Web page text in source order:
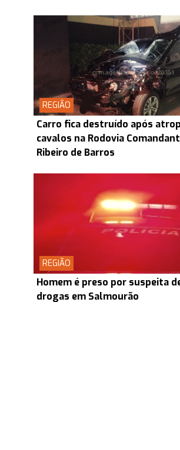
REGIÃO
Carro fica destruído após
cavalos na Rodovia
Ribeiro de Barros
REGIÃO
Homem é preso por suspeita
drogas em Salmourão